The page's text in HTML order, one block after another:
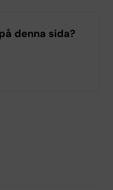
denna sida?